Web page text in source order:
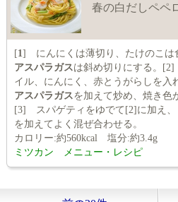
春の白だしペペ
[1 ] にんにくは薄切り、たけのこは
アスパラガスは斜め切りにする。
イル、にんにく、赤とうがらしを入
アスパラガスを加えて炒め、焼き色
[3] スパゲティをゆでて[2]に加え
を加えてよく混ぜ合わせる。
カロリー:約560kcal 塩分:約3.4g
ミツカン メニュー・レシピ